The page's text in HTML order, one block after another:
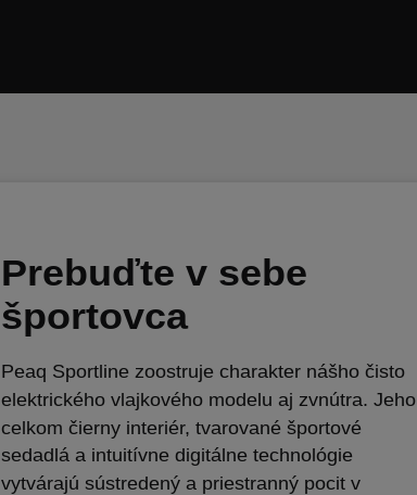
Prebuďte v sebe
športovca
Peaq Sportline zoostruje charakter nášho čisto
elektrického vlajkového modelu aj zvnútra. Jeho
celkom čierny interiér, tvarované športové
sedadlá a intuitívne digitálne technológie
vytvárajú sústredený a priestranný pocit v